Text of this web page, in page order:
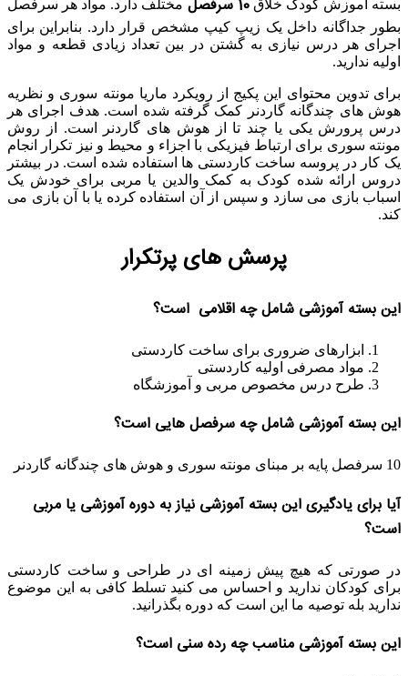
بسته آموزش کودک خلاق10 سرفصل
مختلف دارد. مواد هر سرفصل
بطور جداگانه داخل یک زیپ کیپ مشخص قرار دارد. بنابراین برای
اجرای هر درس نیازی به گشتن در بین تعداد زیادی قطعه و مواد
اولیه ندارید.
برای تدوین محتوای این پکیج از رویکرد ماریا مونته سوری و نظریه
هوش های چندگانه گاردنر کمک گرفته شده است. هدف اجرای هر
درس پرورش یکی یا چند تا از هوش های گاردنر است. از روش
مونته سوری برای ارتباط فیزیکی با اجزاء و محیط و نیز تکرار انجام
یک کار در پروسه ساخت کاردستی ها استفاده شده است. در بیشتر
دروس ارائه شده کودک به کمک والدین یا مربی برای خودش یک
اسباب بازی می سازد و سپس از آن استفاده کرده یا با آن بازی می
کند.
پرسش های پرتکرار
این بسته آموزشی شامل چه اقلامی است؟
ابزارهای ضروری برای ساخت کاردستی
مواد مصرفی اولیه کاردستی
طرح درس مخصوص مربی و آموزشگاه
این بسته آموزشی شامل چه سرفصل هایی است؟
10 سرفصل پایه بر مبنای مونته سوری و هوش های چندگانه گاردنر
آیا برای یادگیری این بسته آموزشی نیاز به دوره آموزشی یا مربی
است؟
در صورتی که هیچ پیش زمینه ای در طراحی و ساخت کاردستی
برای کودکان ندارید و احساس می کنید تسلط کافی به این موضوع
ندارید بله توصیه ما این است که دوره بگذرانید.
این بسته آموزشی مناسب چه رده سنی است؟